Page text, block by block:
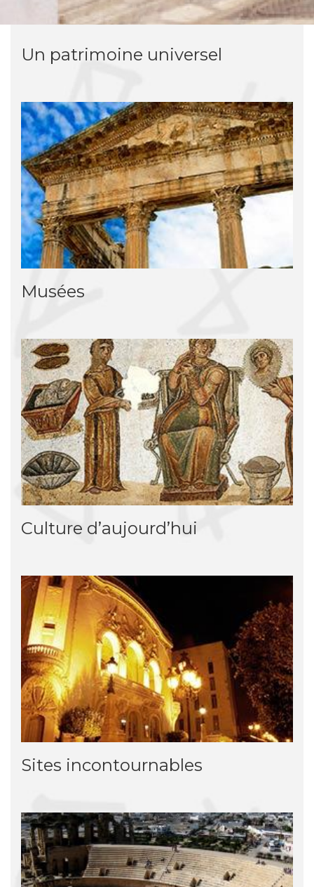
Un patrimoine universel
Musées
Culture d’aujourd’hui
Sites incontournables